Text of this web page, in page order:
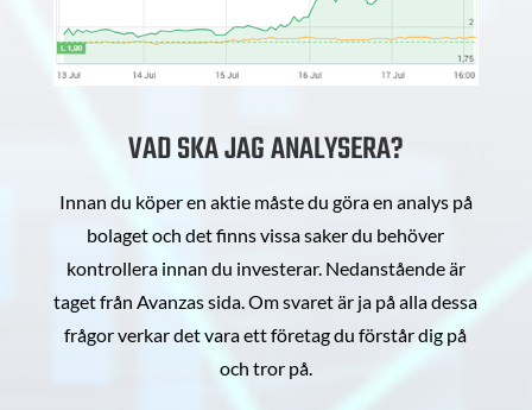
VAD SKA JAG ANALYSERA?
Innan du köper en aktie måste du göra en analys på
bolaget och det finns vissa saker du behöver
kontrollera innan du investerar. Nedanstående är
taget från Avanzas sida. Om svaret är ja på alla dessa
frågor verkar det vara ett företag du förstår dig på
och tror på.